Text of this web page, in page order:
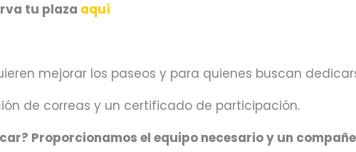
tu plaza aquí
mejorar los paseos y para quienes buscan
de correas y un certificado de participación.
Proporcionamos el equipo necesario y un